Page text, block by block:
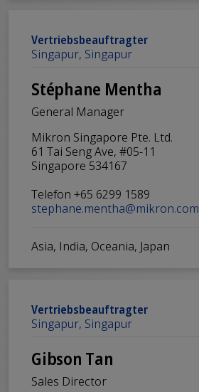
Vertriebsbeauftragter
Singapur, Singapur
Stéphane Mentha
General Manager
Mikron Singapore Pte. Ltd.
61 Tai Seng Ave, #05-11
Singapore 534167
Telefon +65 6299 1589
stephane.mentha@mikron.com
Asia, India, Oceania, Japan
Vertriebsbeauftragter
Singapur, Singapur
Gibson Tan
Sales Director